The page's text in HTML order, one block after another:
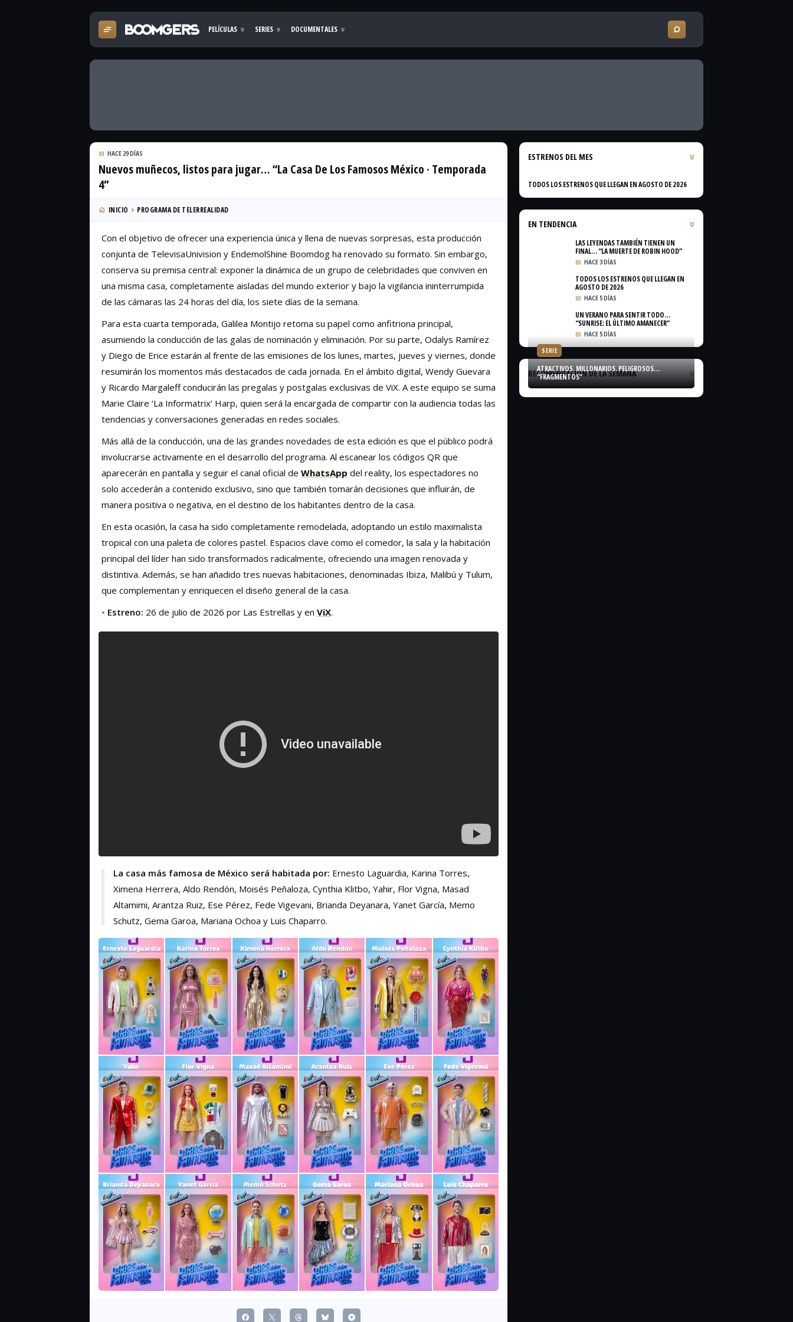
HACE 29 DÍAS
Nuevos muñecos, listos para jugar… “La Casa De Los Famosos México · Temporada
4”
INICIO PROGRAMA DE TELERREALIDAD
Con el objetivo de ofrecer una experiencia única y llena de nuevas sorpresas, esta producción
conjunta de TelevisaUnivision y EndemolShine Boomdog ha renovado su formato. Sin embargo,
conserva su premisa central: exponer la dinámica de un grupo de celebridades que conviven en
una misma casa, completamente aisladas del mundo exterior y bajo la vigilancia ininterrumpida
de las cámaras las 24 horas del día, los siete días de la semana.
Para esta cuarta temporada, Galilea Montijo retoma su papel como anfitriona principal,
asumiendo la conducción de las galas de nominación y eliminación. Por su parte, Odalys Ramírez
y Diego de Erice estarán al frente de las emisiones de los lunes, martes, jueves y viernes, donde
resumirán los momentos más destacados de cada jornada. En el ámbito digital, Wendy Guevara
y Ricardo Margaleff conducirán las pregalas y postgalas exclusivas de ViX. A este equipo se suma
Marie Claire ‘La Informatrix’ Harp, quien será la encargada de compartir con la audiencia todas las
tendencias y conversaciones generadas en redes sociales.
Más allá de la conducción, una de las grandes novedades de esta edición es que el público podrá
involucrarse activamente en el desarrollo del programa. Al escanear los códigos QR que
aparecerán en pantalla y seguir el canal oficial de WhatsApp del reality, los espectadores no
solo accederán a contenido exclusivo, sino que también tomarán decisiones que influirán, de
manera positiva o negativa, en el destino de los habitantes dentro de la casa.
En esta ocasión, la casa ha sido completamente remodelada, adoptando un estilo maximalista
tropical con una paleta de colores pastel. Espacios clave como el comedor, la sala y la habitación
principal del líder han sido transformados radicalmente, ofreciendo una imagen renovada y
distintiva. Además, se han añadido tres nuevas habitaciones, denominadas Ibiza, Malibú y Tulum,
que complementan y enriquecen el diseño general de la casa.
• Estreno: 26 de julio de 2026 por Las Estrellas y en ViX.
La casa más famosa de México será habitada por: Ernesto Laguardia, Karina Torres,
Ximena Herrera, Aldo Rendón, Moisés Peñaloza, Cynthia Klitbo, Yahir, Flor Vigna, Masad
Altamimi, Arantza Ruiz, Ese Pérez, Fede Vigevani, Brianda Deyanara, Yanet García, Memo
Schutz, Gema Garoa, Mariana Ochoa y Luis Chaparro.
ESTRENOS DEL MES
TODOS LOS ESTRENOS QUE LLEGAN EN AGOSTO DE 2026
EN TENDENCIA
LAS LEYENDAS TAMBIÉN TIENEN UN
FINAL… “LA MUERTE DE ROBIN HOOD”
HACE 3 DÍAS
TODOS LOS ESTRENOS QUE LLEGAN EN
AGOSTO DE 2026
HACE 5 DÍAS
UN VERANO PARA SENTIR TODO…
“SUNRISE: EL ÚLTIMO AMANECER”
HACE 5 DÍAS
RECOMENDACIÓN DE LA SEMANA
SERIE
ATRACTIVOS. MILLONARIOS. PELIGROSOS…
“FRAGMENTOS”